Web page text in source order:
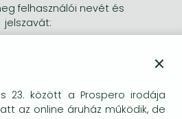
felhasználói nevét és
jelszavát:
×
23. között a Prospero irodája
az online áruház működik, de